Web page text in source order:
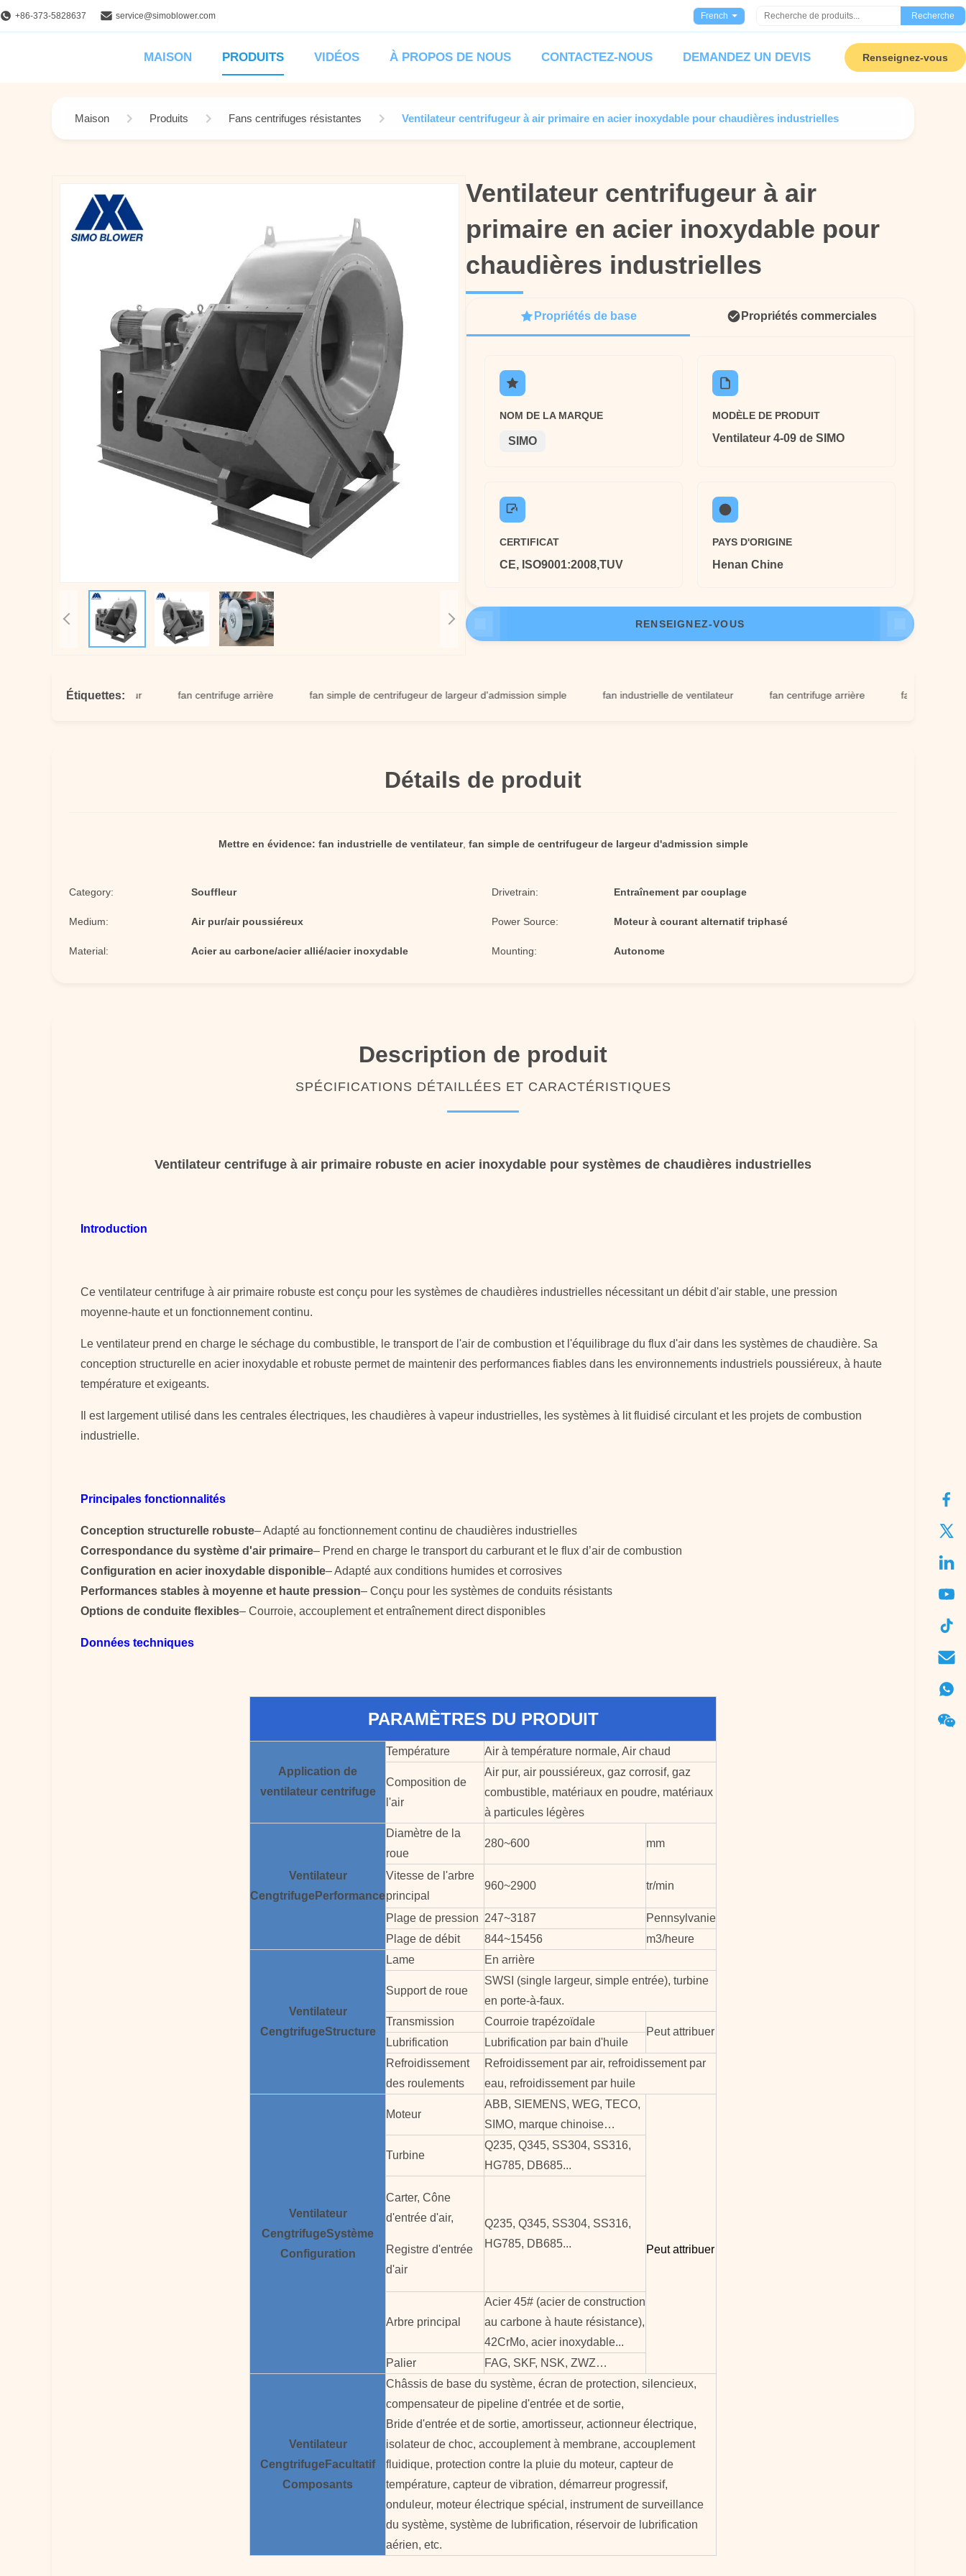
+86-373-5828637 service@simoblower.com French Recherche
MAISON PRODUITS VIDÉOS À PROPOS DE NOUS CONTACTEZ-NOUS DEMANDEZ UN DEVIS Renseignez-vous
Maison Produits Fans centrifuges résistantes Ventilateur centrifugeur à air primaire en acier inoxydable pour chaudières industrielles
Ventilateur centrifugeur à air
primaire en acier inoxydable pour
chaudières industrielles
Ventilateur centrifugeur à air
primaire en acier inoxydable pour
chaudières industrielles
Propriétés de base Propriétés commerciales
NOM DE LA MARQUE
SIMO
MODÈLE DE PRODUIT
Ventilateur 4-09 de SIMO
CERTIFICAT
CE, ISO9001:2008,TUV
PAYS D'ORIGINE
Henan Chine
RENSEIGNEZ-VOUS
Étiquettes:
de ventilateur fan centrifuge arrière fan simple de centrifugeur de largeur d'admission simple fan industrielle de ventilateur fan centrifuge arrière fan simple de
Détails de produit
Mettre en évidence: fan industrielle de ventilateur, fan simple de centrifugeur de largeur d'admission simple
Category: Souffleur Drivetrain: Entraînement par couplage
Medium: Air pur/air poussiéreux Power Source: Moteur à courant alternatif triphasé
Material: Acier au carbone/acier allié/acier inoxydable Mounting: Autonome
Description de produit
SPÉCIFICATIONS DÉTAILLÉES ET CARACTÉRISTIQUES
Ventilateur centrifuge à air primaire robuste en acier inoxydable pour systèmes de chaudières industrielles
Introduction
Ce ventilateur centrifuge à air primaire robuste est conçu pour les systèmes de chaudières industrielles nécessitant un débit d'air stable, une pression
moyenne-haute et un fonctionnement continu.
Le ventilateur prend en charge le séchage du combustible, le transport de l'air de combustion et l'équilibrage du flux d'air dans les systèmes de chaudière. Sa
conception structurelle en acier inoxydable et robuste permet de maintenir des performances fiables dans les environnements industriels poussiéreux, à haute
température et exigeants.
Il est largement utilisé dans les centrales électriques, les chaudières à vapeur industrielles, les systèmes à lit fluidisé circulant et les projets de combustion
industrielle.
Principales fonctionnalités
Conception structurelle robuste– Adapté au fonctionnement continu de chaudières industrielles
Correspondance du système d'air primaire– Prend en charge le transport du carburant et le flux d’air de combustion
Configuration en acier inoxydable disponible– Adapté aux conditions humides et corrosives
Performances stables à moyenne et haute pression– Conçu pour les systèmes de conduits résistants
Options de conduite flexibles– Courroie, accouplement et entraînement direct disponibles
Données techniques
PARAMÈTRES DU PRODUIT
Application de
ventilateur centrifuge
Température Air à température normale, Air chaud
Composition de
l'air
Air pur, air poussiéreux, gaz corrosif, gaz
combustible, matériaux en poudre, matériaux
à particules légères
Ventilateur
CengtrifugePerformance
Diamètre de la
roue
280~600 mm
Vitesse de l'arbre
principal
960~2900 tr/min
Plage de pression 247~3187
Pennsylvanie
Plage de débit
844~15456 m3/heure
Ventilateur
CengtrifugeStructure
Lame En arrière
Support de roue
SWSI (single largeur, simple entrée), turbine
en porte-à-faux.
Transmission
Courroie trapézoïdale
Peut attribuer
Lubrification
Lubrification par bain d'huile
Refroidissement
des roulements
Refroidissement par air, refroidissement par
eau, refroidissement par huile
Ventilateur
CengtrifugeSystème
Configuration
Moteur
ABB, SIEMENS, WEG, TECO,
SIMO, marque chinoise…
Peut attribuer
Turbine
Q235, Q345, SS304, SS316,
HG785, DB685...
Carter, Cône
d'entrée d'air,
Registre d'entrée
d'air
Q235, Q345, SS304, SS316,
HG785, DB685...
Arbre principal
Acier 45# (acier de construction
au carbone à haute résistance),
42CrMo, acier inoxydable...
Palier
FAG, SKF, NSK, ZWZ…
Ventilateur
CengtrifugeFacultatif
Composants
Châssis de base du système, écran de protection, silencieux,
compensateur de pipeline d'entrée et de sortie,
Bride d'entrée et de sortie, amortisseur, actionneur électrique,
isolateur de choc, accouplement à membrane, accouplement
fluidique, protection contre la pluie du moteur, capteur de
température, capteur de vibration, démarreur progressif,
onduleur, moteur électrique spécial, instrument de surveillance
du système, système de lubrification, réservoir de lubrification
aérien, etc.